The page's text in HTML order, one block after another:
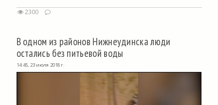
2300
В одном из районов Нижнеудинска люди
остались без питьевой воды
14:45, 23 июля 2018 г.